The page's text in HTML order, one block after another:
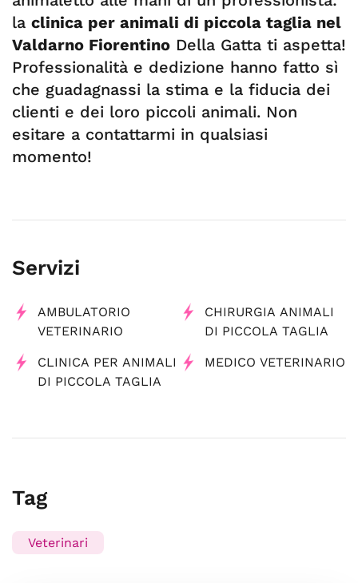
la clinica per animali di piccola taglia nel
Valdarno Fiorentino Della Gatta ti aspetta!
Professionalità e dedizione hanno fatto sì
che guadagnassi la stima e la fiducia dei
clienti e dei loro piccoli animali. Non
esitare a contattarmi in qualsiasi
momento!
Servizi
AMBULATORIO
VETERINARIO
CHIRURGIA ANIMALI
DI PICCOLA TAGLIA
CLINICA PER ANIMALI
DI PICCOLA TAGLIA
MEDICO VETERINARIO
Tag
Veterinari